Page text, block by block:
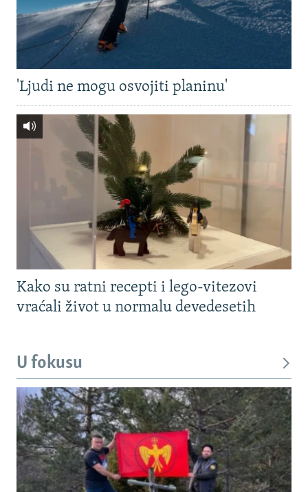
'Ljudi ne mogu osvojiti planinu'
Kako su ratni recepti i lego-vitezovi
vraćali život u normalu devedesetih
U fokusu